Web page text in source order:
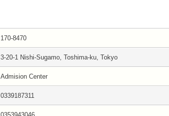
170-8470
3-20-1 Nishi-Sugamo, Toshima-ku, Tokyo
Admision Center
0339187311